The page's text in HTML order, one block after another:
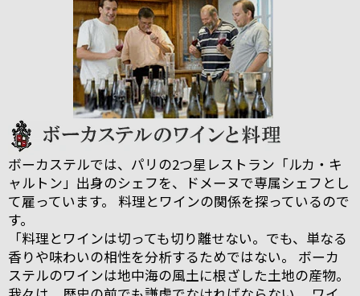
ボーカステルでは、パリの2つ星レストラン「ルカ・キ
ャルトン」出身のシェフを、ドメーヌで専属シェフとし
て雇っています。 料理とワインの関係を探っているので
す。
「料理とワインは切っても切り離せない。でも、単なる
香りや味わいの相性を分析するためではない。 ボーカ
ステルのワインは地中海の風土に根ざした土地の産物。